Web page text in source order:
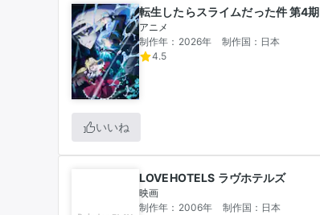
転生したらスライムだった件 第4期
アニメ
制作年：2026年
制作国：日本
4.5
いいね
LOVEHOTELS ラヴホテルズ
映画
制作年：2006年
制作国：日本